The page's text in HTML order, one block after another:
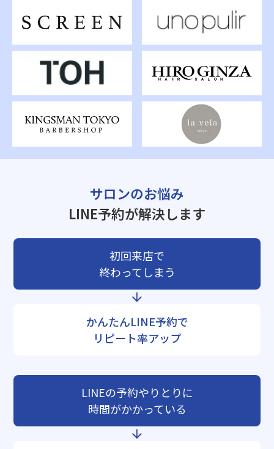
サロンのお悩み
LINE予約が解決します
初回来店で
終わってしまう
かんたんLINE予約で
リピート率アップ
LINEの予約やりとりに
時間がかかっている